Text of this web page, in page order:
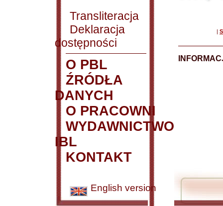
Transliteracja
Deklaracja
dostępności
O PBL
ŹRÓDŁA
DANYCH
O PRACOWNI
WYDAWNICTWO
IBL
KONTAKT
English version
|